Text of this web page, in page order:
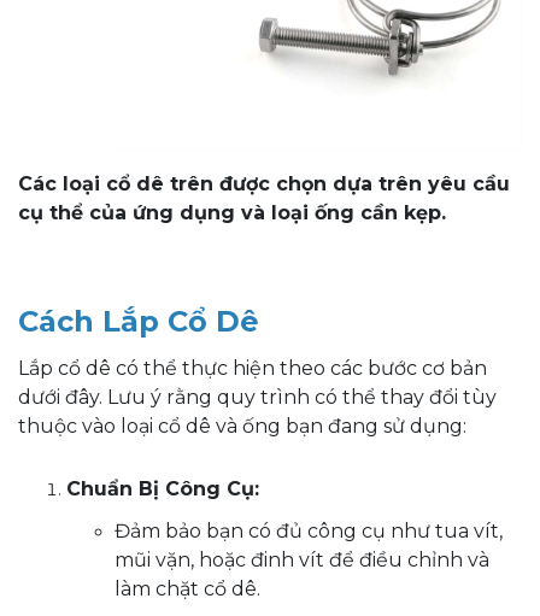
Các loại cổ dê trên được chọn dựa trên yêu cầu
cụ thể của ứng dụng và loại ống cần kẹp.
Cách Lắp Cổ Dê
Lắp cổ dê có thể thực hiện theo các bước cơ bản
dưới đây. Lưu ý rằng quy trình có thể thay đổi tùy
thuộc vào loại cổ dê và ống bạn đang sử dụng:
Chuẩn Bị Công Cụ:
Đảm bảo bạn có đủ công cụ như tua vít,
mũi vặn, hoặc đinh vít để điều chỉnh và
làm chặt cổ dê.